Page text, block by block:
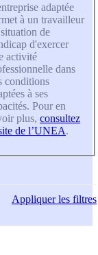
adaptée
à un travailleur
de
d'exercer
activité
dans
conditions
à ses
Pour en
plus, consultez
de l’UNEA.
Appliquerles filtres